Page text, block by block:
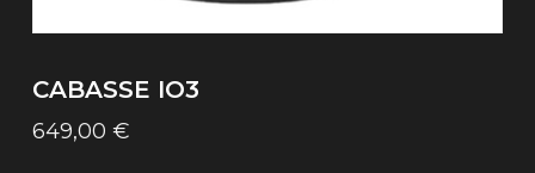
CABASSE IO3
649,00 €